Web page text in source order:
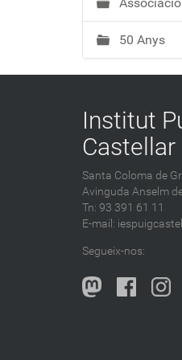
50 Anys
Institut
Castellar
Santa Coloma de
Avinguda Anselm
Tn: 93 391 61 11
E-mail:
Segueix-nos: